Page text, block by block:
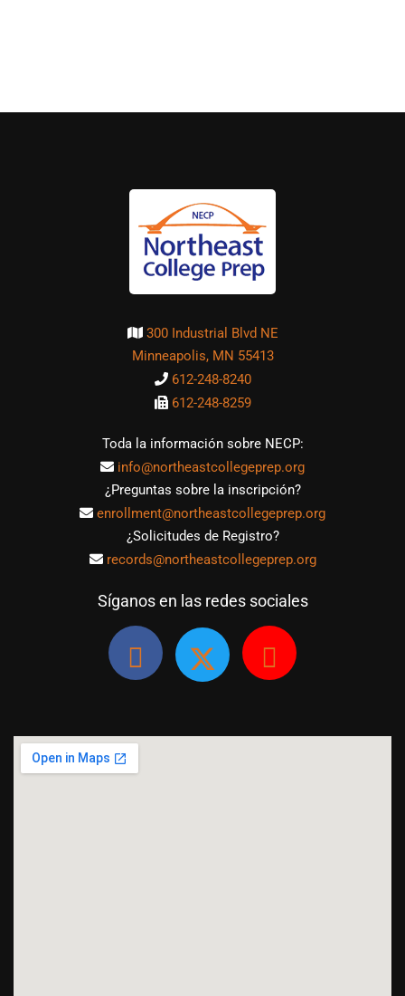
300 Industrial Blvd NE
Minneapolis, MN 55413
612-248-8240
612-248-8259
Toda la información sobre NECP:
info@northeastcollegeprep.org
¿Preguntas sobre la inscripción?
enrollment@northeastcollegeprep.org
¿Solicitudes de Registro?
records@northeastcollegeprep.org
Síganos en las redes sociales